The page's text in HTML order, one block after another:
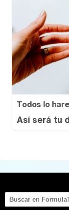
Todos lo
Así será tu